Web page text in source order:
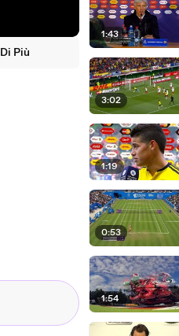
Di Più
1:43
3:02
1:19
0:53
1:54